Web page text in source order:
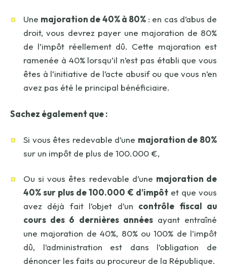
Une majoration de 40% à 80% : en cas d’abus de
droit, vous devrez payer une majoration de 80%
de l’impôt réellement dû. Cette majoration est
ramenée à 40% lorsqu’il n’est pas établi que vous
êtes à l’initiative de l’acte abusif ou que vous n’en
avez pas été le principal bénéficiaire.
Sachez également que :
Si vous êtes redevable d’une majoration de 80%
sur un impôt de plus de 100.000 €,
Ou si vous êtes redevable d’une majoration de
40% sur plus de 100.000 € d’impôtet que vous
avez déjà fait l’objet d’un contrôle fiscal au
cours des 6 dernières annéesayant entraîné
une majoration de 40%, 80% ou 100% de l’impôt
dû, l’administration est dans l’obligation de
dénoncer les faits au procureur de la République.